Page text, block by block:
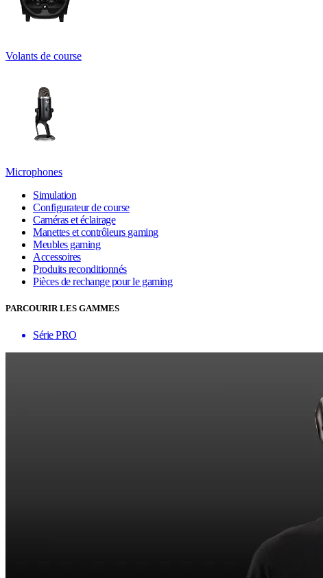
Volants de course
Microphones
Simulation
Configurateur de course
Caméras et éclairage
Manettes et contrôleurs gaming
Meubles gaming
Accessoires
Produits reconditionnés
Pièces de rechange pour le gaming
PARCOURIR LES GAMMES
Série PRO